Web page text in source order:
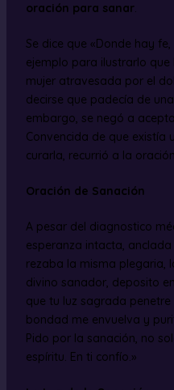
oración para sanar.
Se dice que «Donde hay
ejemplo para ilustrarlo
mujer atravesada por el
decirse que padecía de
embargo, se negó a
Convencida de que existía
curarla, recurrió a la
Oración de Sanación
A pesar del diagnostico
esperanza intacta,
rezaba la misma plegaria,
divino sanador, deposito
que tu luz sagrada
bondad me envuelva y
Pido por la sanación, no
espíritu. En ti confío.»